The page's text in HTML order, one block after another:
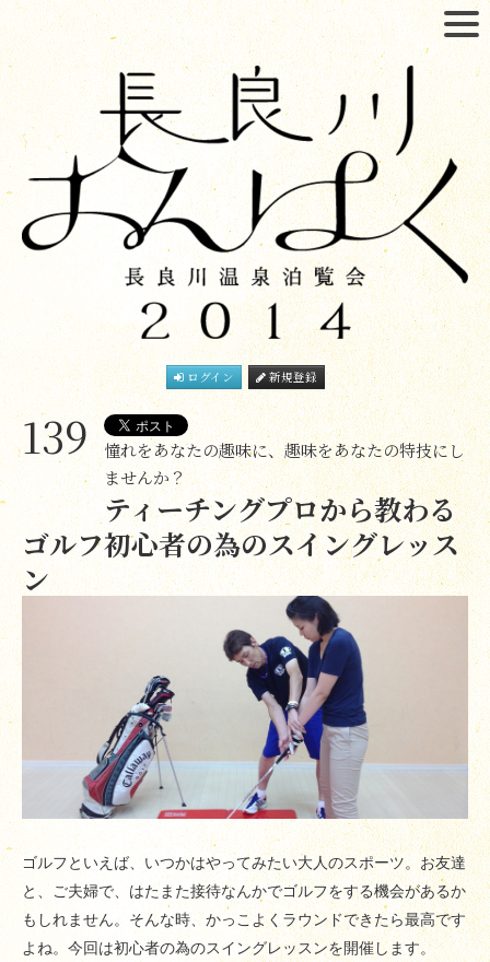
ログイン 新規登録
139
憧れをあなたの趣味に、趣味をあなたの特技にし
ませんか？
ティーチングプロから教わる
ゴルフ初心者の為のスイングレッス
ン
ゴルフといえば、いつかはやってみたい大人のスポーツ。お友達
と、ご夫婦で、はたまた接待なんかでゴルフをする機会があるか
もしれません。そんな時、かっこよくラウンドできたら最高です
よね。今回は初心者の為のスイングレッスンを開催します。